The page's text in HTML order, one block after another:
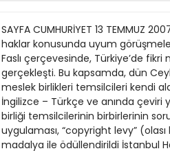
Cumhuriyet Ankara
Cumhuriyet Büyük
Taaruz
Cumhuriyet
Cumartesi
Cumhuriyet Çevre
2013
2012
2011
2010
2009
SAYFA CUMHURİYET 13 TEMMUZ 2007 CUMA 14 KÜLTÜR kultur?cumhuriyet.com.tr AMERİKAN BİYOGRAFİ ENSTİTÜSÜ Avrupa Birliği ile fikri haklar konusunda uyum görüşmeleri başladı Sanatçılar Avrupa’ya doğru Kültür Servisi Avrupa Birliği Komisyonu’nun Fikri Mülkiyet Hukuku Faslı çerçevesinde, Türkiye’de fikri mülkiyet haklarının uygulanmasına ilişkin teknik inceleme ziyareti 9 – 12 Temmuz tarihleri arasında gerçekleşti. Bu kapsamda, dün Ceylan Intercontinental Oteli’nde yapılan toplantıda sinema, müzik, edebiyatbilim ve bilgisayar yazılımı meslek birlikleri temsilcileri kendi alanlarında fikri mülkiyet haklarının durumu ve yaşanan sorunlar konusunda birer sunum yaptılar. İngilizce – Türkçe ve anında çeviri yöntemiyle yapılan, 10’ar dakikalık sunumların ardından, Avrupa Birliği Türkiye Delegasyonu ile meslek birliği temsilcilerinin birbirlerinin sorularını yanıtlamasıyla toplantı sona erdi. Tartışılan konuların başında korsan yayıncılık, bandrol uygulaması, “copyright levy” (olası kopyalama araçlarından alınan vergi) ile meslek birliklerinin, dolayısıyla da yazar ve sa Tuğlacı altın madalya ile ödüllendirildi İstanbul Haber Servisi Dil, tarih araştırmacısı Okyanus Sözlüğü’nün yazarı Pars Tuğlacı’ya Amerikan Biyografi Enstitüsü tarafından, bilim hayatına yaptığı katkılardan dolayı altın madalya verilmesi kararlaştırıldı. Tuğlacı’ya ödülü, Washington’da Amerikan Biyografi Enstitüsü ve Cambridge Uluslararası Biyografi Merkezi tarafından bu yıl 37’ncisi düzenlenen Uluslararası Bilim Kültür ve Sanatlar Kongresi’nde 4 Temmuz’da verildi. Pars Tuğlacı, Türkiye adına böyle bir ödülü almaktan onur duyduğunu belirterek “Ülkem adına çok mutlu oldum. Benim en büyük idealim aynı çatı altında toplanan 5 kıtadan insanları görüp onlarla buluşmak” dedi. Tuğlacı, 4 Temmuz’da sunduğu tebliğde, tarih boyunca sanatçı ve bilim adamlarının dünya insanlarının sevgi ve barış içinde yaşamaları için çaba harcadıklarını dile getirdiğini anlattı. Tuğlacı, “Sanatın milliyeti yoktur. Sanat alanında eser verenler asılları ne olursa olsun, eserleriyle dünya insanlarına hitap ederler. Onların eserleri insanlığın malıdır. Kullandıkları türlü halk motifleriyle çeşitli tip ve renkten halklar arasında kaynaşma meydana getirirler” diye konuştu. Tuğlacı, tebliğini dünya barışı için kendi yazdığı “Barış Vakti” adlı şiirle tamamladığını kaydetti. Dün yapılan ilk toplantıda sinema, müzik, edebiyatbilim ve bilgisayar yazılımı meslek birliklerinin temsilcileri ile Avrupa Birliği Delegasyonu bir araya geldiler. Toplantıya düzenleyici Kültür Bakanlığı, TÜSİAD ve Türkiye Patent Enstitüsü temsilcileri ile Bilgi ve Koç üniversitelerinden akademisyenler de katıldı. gi ve Koç